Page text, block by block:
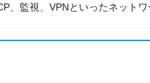
、監視、VPNといったネット